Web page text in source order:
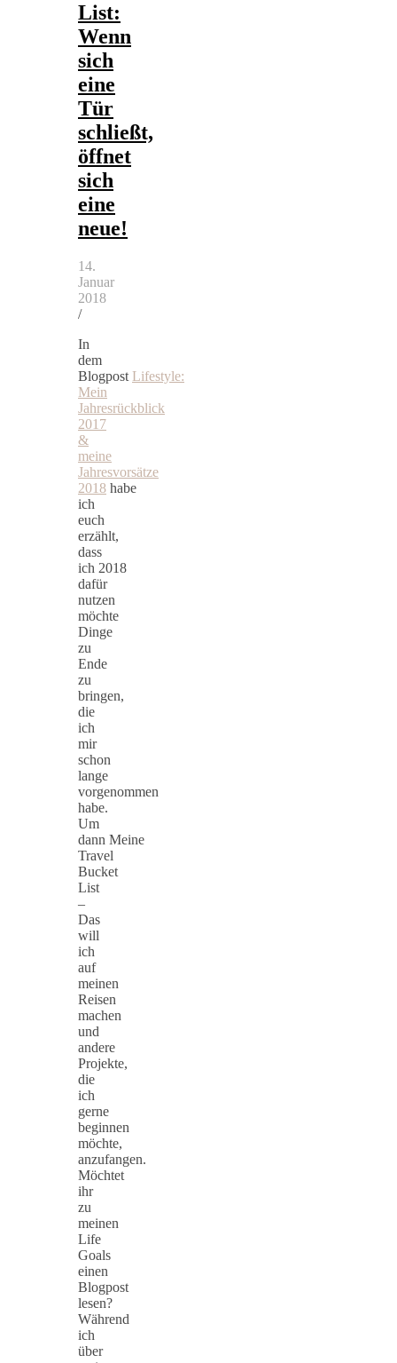
List:
Wenn
sich
eine
Tür
schließt,
öffnet
sich
eine
neue!
14.
Januar
2018
/
In
dem
Blogpost Lifestyle:
Mein
Jahresrückblick
2017
&
meine
Jahresvorsätze
2018 habe
ich
euch
erzählt,
dass
ich 2018
dafür
nutzen
möchte
Dinge
zu
Ende
zu
bringen,
die
ich
mir
schon
lange
vorgenommen
habe.
Um
dann Meine
Travel
Bucket
List
–
Das
will
ich
auf
meinen
Reisen
machen
und
andere
Projekte,
die
ich
gerne
beginnen
möchte,
anzufangen.
Möchtet
ihr
zu
meinen
Life
Goals
einen
Blogpost
lesen?
Während
ich
über